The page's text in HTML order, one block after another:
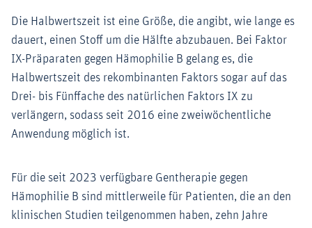
Die Halbwertszeit ist eine Größe, die angibt, wie lange es
dauert, einen Stoff um die Hälfte abzubauen. Bei Faktor
IX-Präparaten gegen Hämophilie B gelang es, die
Halbwertszeit des rekombinanten Faktors sogar auf das
Drei- bis Fünffache des natürlichen Faktors IX zu
verlängern, sodass seit 2016 eine zweiwöchentliche
Anwendung möglich ist.
Für die seit 2023 verfügbare Gentherapie gegen
Hämophilie B sind mittlerweile für Patienten, die an den
klinischen Studien teilgenommen haben, zehn Jahre